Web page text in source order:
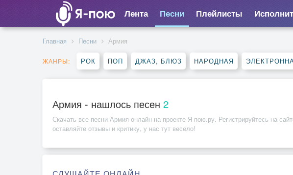
Лента Песни Плейлисты
Главная Песни Армия
ЖАНРЫ: РОК ПОП ДЖАЗ, БЛЮЗ НАРОДНАЯ
Армия - нашлось песен 2
Скачать все песни Армия онлайн на проекте Я-пою.ру. Регистрируйтесь на
оставляйте отзывы и критику, у нас тут весело!